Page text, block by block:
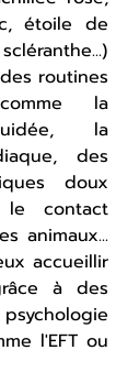
étoile de
routines
la
la
des
doux
le contact
animaux...
accueillir
à des
l'EFT ou